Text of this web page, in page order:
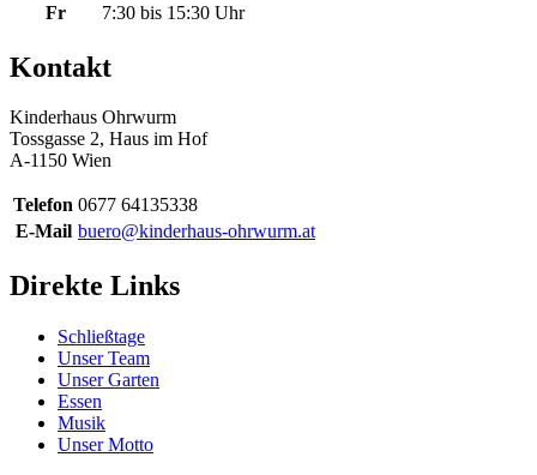
Fr
7:30 bis 15:30 Uhr
Kontakt
Kinderhaus Ohrwurm
Tossgasse 2, Haus im Hof
A-1150 Wien
Telefon 0677 64135338
E-Mail buero@kinderhaus-ohrwurm.at
Direkte Links
Schließtage
Unser Team
Unser Garten
Essen
Musik
Unser Motto